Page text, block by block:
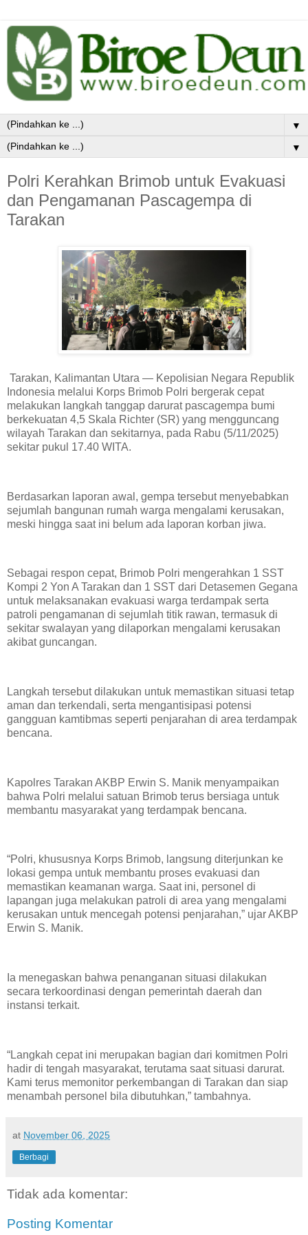
▼
▼
Polri Kerahkan Brimob untuk Evakuasi
dan Pengamanan Pascagempa di
Tarakan
Tarakan, Kalimantan Utara — Kepolisian Negara Republik
Indonesia melalui Korps Brimob Polri bergerak cepat
melakukan langkah tanggap darurat pascagempa bumi
berkekuatan 4,5 Skala Richter (SR) yang mengguncang
wilayah Tarakan dan sekitarnya, pada Rabu (5/11/2025)
sekitar pukul 17.40 WITA.
Berdasarkan laporan awal, gempa tersebut menyebabkan
sejumlah bangunan rumah warga mengalami kerusakan,
meski hingga saat ini belum ada laporan korban jiwa.
Sebagai respon cepat, Brimob Polri mengerahkan 1 SST
Kompi 2 Yon A Tarakan dan 1 SST dari Detasemen Gegana
untuk melaksanakan evakuasi warga terdampak serta
patroli pengamanan di sejumlah titik rawan, termasuk di
sekitar swalayan yang dilaporkan mengalami kerusakan
akibat guncangan.
Langkah tersebut dilakukan untuk memastikan situasi tetap
aman dan terkendali, serta mengantisipasi potensi
gangguan kamtibmas seperti penjarahan di area terdampak
bencana.
Kapolres Tarakan AKBP Erwin S. Manik menyampaikan
bahwa Polri melalui satuan Brimob terus bersiaga untuk
membantu masyarakat yang terdampak bencana.
“Polri, khususnya Korps Brimob, langsung diterjunkan ke
lokasi gempa untuk membantu proses evakuasi dan
memastikan keamanan warga. Saat ini, personel di
lapangan juga melakukan patroli di area yang mengalami
kerusakan untuk mencegah potensi penjarahan,” ujar AKBP
Erwin S. Manik.
Ia menegaskan bahwa penanganan situasi dilakukan
secara terkoordinasi dengan pemerintah daerah dan
instansi terkait.
“Langkah cepat ini merupakan bagian dari komitmen Polri
hadir di tengah masyarakat, terutama saat situasi darurat.
Kami terus memonitor perkembangan di Tarakan dan siap
menambah personel bila dibutuhkan,” tambahnya.
at November 06, 2025
Berbagi
Tidak ada komentar:
Posting Komentar